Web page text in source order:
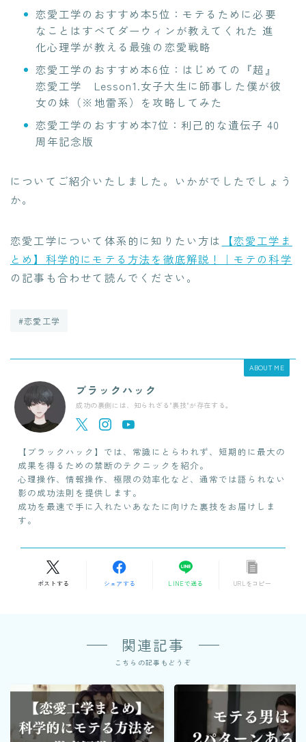
恋愛工学のおすすめ本5位：モテるために必要
なことはすべてダーウィンが教えてくれた 進
化心理学が教える最強の恋愛戦略
恋愛工学のおすすめ本6位：はじめての『超』
恋愛工学 Lesson1.女子大生に師事した僕が彼
女の妹（※地雷系）を攻略してみた
恋愛工学のおすすめ本7位：利己的な遺伝子 40
周年記念版
についてご紹介いたしました。いかがでしたでしょう
か。
恋愛工学について体系的に知りたい方は
【恋愛工学ま
とめ】科学的にモテる方法を徹底解説！｜モテの科学
の記事も合わせて読んでください。
#恋愛工学
ABOUT ME
ブラックハック
成功の裏側には、知られざる"裏技"が存在する。
【ブラックハック】では、常識にとらわれず、短期的に最大の
成果を得るための禁断のテクニックを紹介。
心理操作、情報操作、極限の効率化など、通常では語られない
影の成功法則を提供します。
成功を最速で手に入れたいあなたに向けた裏技をお届けしま
す。
ポストする シェアする LINEで送る URLをコピー
関連記事
こちらの記事もどうぞ